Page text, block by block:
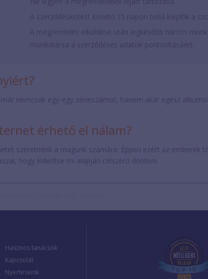
nemcsak egy-egy zeneszámot, hanem akár egész
érhető el nálam?
szeretnénk a magunk számára. Éppen ezért az emberek
hogy kiderítse mi alapján célszerű dönteni.
Hasznos tanácsok
Kapcsolat
Nyerteseink